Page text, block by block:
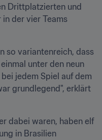
Drittplatzierten und
der vier Teams
so variantenreich, dass
unter den neun
jedem Spiel auf dem
grundlegend", erklärt
dabei waren, haben elf
in Brasilien